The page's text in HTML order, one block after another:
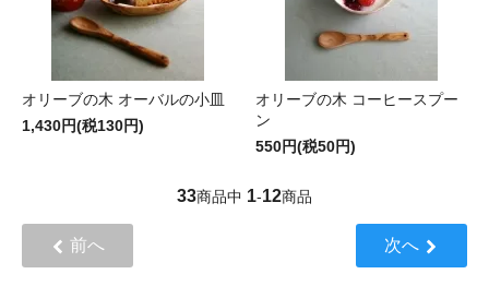
オリーブの木 オーバルの小皿
1,430円(税130円)
オリーブの木 コーヒースプー
ン
550円(税50円)
33商品中 1-12商品
前へ 次へ